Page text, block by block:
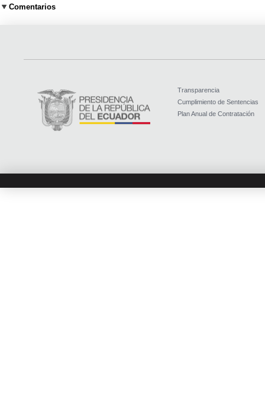
Comentarios
Transparencia
Cumplimiento de Sentencias
Plan Anual de Contratación